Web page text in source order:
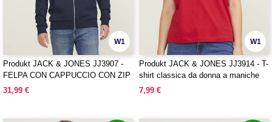
W1
Produkt JACK & JONES JJ3907 -
FELPA CON CAPPUCCIO CON ZIP
CLASSICA UNISEX
31,99 €
W1
Produkt JACK & JONES JJ3914 - T-
shirt classica da donna a maniche
corte senza stampa
7,99 €